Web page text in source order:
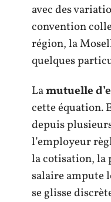
avec des
convention
région, la
quelques
Lamutuelle
cette équation.
depuis
l’employeur
la cotisation, la
salaire ampute
se glisse